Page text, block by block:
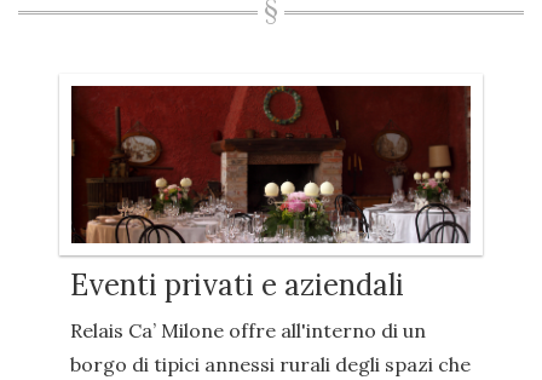
Eventi privati e aziendali
Relais Ca’ Milone offre all'interno di un
borgo di tipici annessi rurali degli spazi che